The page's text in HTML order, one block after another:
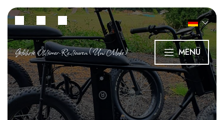
Geführte Oldtimer-Radtouren (Uni Moke) MENÜ